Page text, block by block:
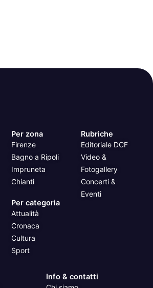
Per zona
Firenze
Bagno a Ripoli
Impruneta
Chianti
Per categoria
Attualità
Cronaca
Cultura
Sport
Rubriche
Editoriale DCF
Video &
Fotogallery
Concerti &
Eventi
Info & contatti